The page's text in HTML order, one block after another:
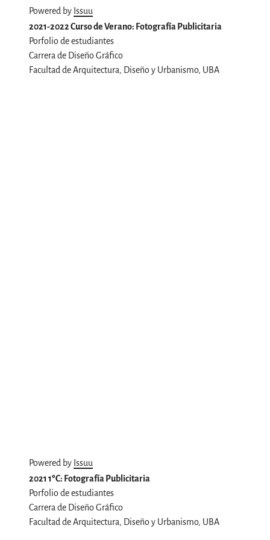
Powered by Issuu
2021-2022 Curso de Verano: Fotografía Publicitaria
Porfolio de estudiantes
Carrera de Diseño Gráfico
Facultad de Arquitectura, Diseño y Urbanismo, UBA
Powered by Issuu
2021 1ºC: Fotografía Publicitaria
Porfolio de estudiantes
Carrera de Diseño Gráfico
Facultad de Arquitectura, Diseño y Urbanismo, UBA